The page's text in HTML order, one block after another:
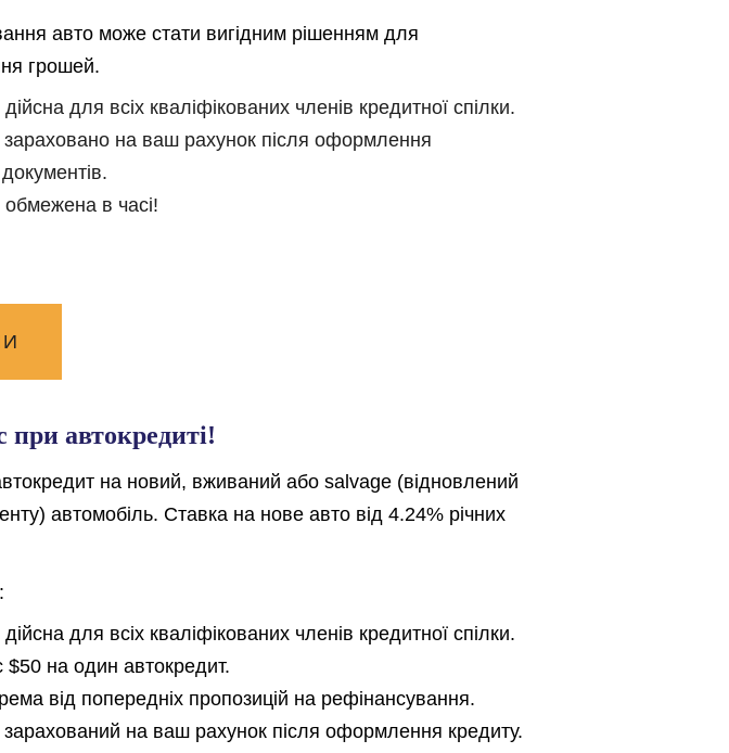
авто може стати вигідним рішенням для
грошей.
для всіх кваліфікованих членів кредитної спілки.
на ваш рахунок після оформлення
обмежена в часі!
при автокредиті!
на новий, вживаний або salvage (відновлений
автомобіль. Ставка на нове авто від 4.24% річних
для всіх кваліфікованих членів кредитної спілки.
на один автокредит.
від попередніх пропозицій на рефінансування.
на ваш рахунок після оформлення кредиту.